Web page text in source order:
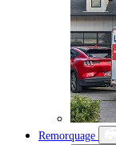
Remorquage